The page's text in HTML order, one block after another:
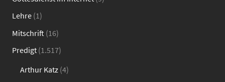
Lehre (1)
Mitschrift (16)
Predigt (1.517)
Arthur Katz (4)